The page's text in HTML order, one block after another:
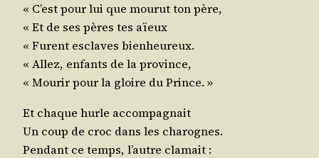
« C’est pour lui que mou­rut ton père,
« Et de ses pères tes aïeux
« Furent esclaves bienheureux.
« Allez, enfants de la province,
« Mou­rir pour la gloire du Prince. »
Et chaque hurle accompagnait
Un coup de croc dans les charognes.
Pen­dant ce temps, l’autre clamait :